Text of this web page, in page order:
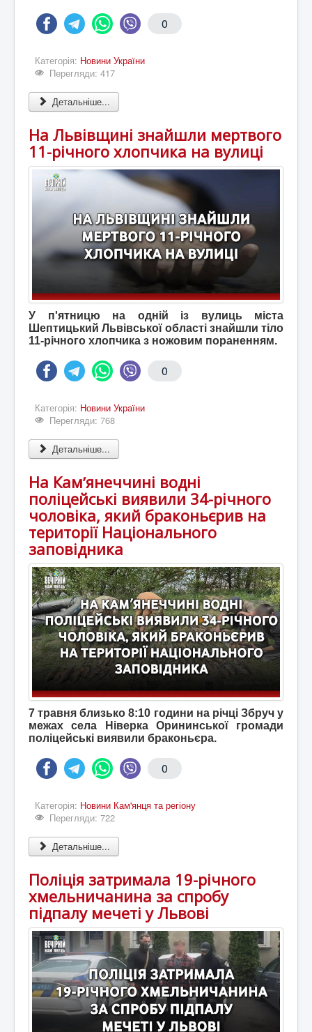
0
Категорія: Новини України
Перегляди: 417
Детальніше...
На Львівщині знайшли мертвого
11-річного хлопчика на вулиці
У п'ятницю на одній із вулиць міста
Шептицький Львівської області знайшли тіло
11-річного хлопчика з ножовим пораненням.
0
Категорія: Новини України
Перегляди: 768
Детальніше...
На Камʼянеччині водні
поліцейські виявили 34-річного
чоловіка, який браконьєрив на
території Національного
заповідника
7 травня близько 8:10 години на річці Збруч у
межах села Ніверка Орининської громади
поліцейські виявили браконьєра.
0
Категорія: Новини Кам'янця та регіону
Перегляди: 722
Детальніше...
Поліція затримала 19-річного
хмельничанина за спробу
підпалу мечеті у Львові